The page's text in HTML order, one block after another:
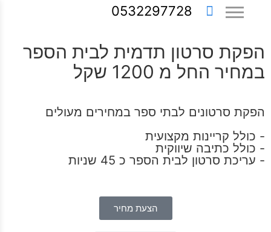
0532297728
הפקת סרטון תדמית לבית הספר
במחיר החל מ 1200 שקל
הפקת סרטונים לבתי ספר במחירים מעולים
- כולל קריינות מקצועית
- כולל כתיבה שיווקית
- עריכת סרטון לבית הספר כ 45 שניות
הצעת מחיר